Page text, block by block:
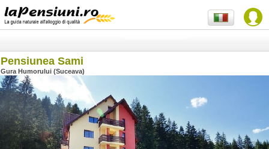
Pensiunea Sami
Gura Humorului (Suceava)